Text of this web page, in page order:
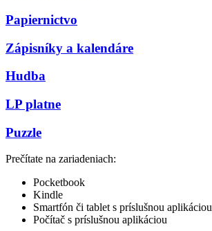
Papiernictvo
Zápisníky a kalendáre
Hudba
LP platne
Puzzle
Prečítate na zariadeniach:
Pocketbook
Kindle
Smartfón či tablet s príslušnou aplikáciou
Počítač s príslušnou aplikáciou